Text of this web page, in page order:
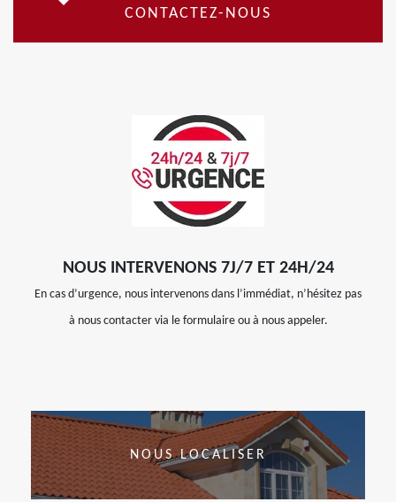
CONTACTEZ-NOUS
NOUS INTERVENONS 7J/7 ET 24H/24
En cas d’urgence, nous intervenons dans l’immédiat, n’hésitez pas
à nous contacter via le formulaire ou à nous appeler.
NOUS LOCALISER